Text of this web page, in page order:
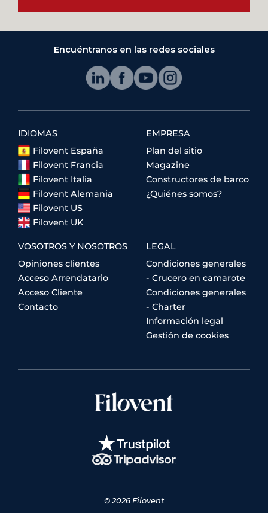
Encuéntranos en las redes sociales
IDIOMAS
Filovent España
Filovent Francia
Filovent Italia
Filovent Alemania
Filovent US
Filovent UK
EMPRESA
Plan del sitio
Magazine
Constructores de barco
¿Quiénes somos?
VOSOTROS Y NOSOTROS
Opiniones clientes
Acceso Arrendatario
Acceso Cliente
Contacto
LEGAL
Condiciones generales
- Crucero en camarote
Condiciones generales
- Charter
Información legal
Gestión de cookies
© 2026 Filovent